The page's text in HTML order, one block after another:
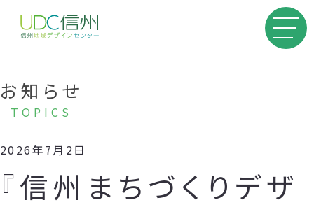
お知らせ
TOPICS
2026年7月2日
『信州まちづくりデザ